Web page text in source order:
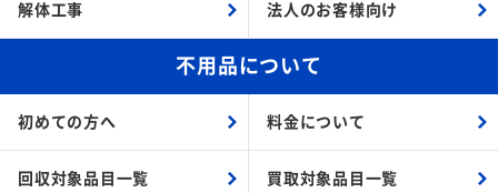
解体工事 法人のお客様向け
不用品について
初めての方へ 料金について
回収対象品目一覧 買取対象品目一覧